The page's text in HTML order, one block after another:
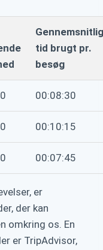
Gennemsnitlig
tid brugt pr.
besøg
00:08:30
00:10:15
00:07:45
er
der kan
omkring os. En
er TripAdvisor,